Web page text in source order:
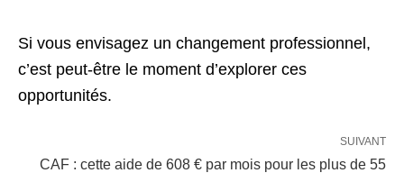
Si vous envisagez un changement professionnel,
c’est peut-être le moment d’explorer ces
opportunités.
SUIVANT
CAF : cette aide de 608 € par mois pour les plus de 55